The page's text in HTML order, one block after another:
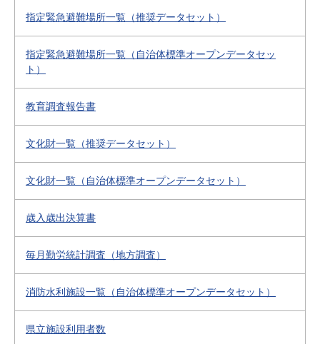
指定緊急避難場所一覧（推奨データセット）
指定緊急避難場所一覧（自治体標準オープンデータセッ
ト）
教育調査報告書
文化財一覧（推奨データセット）
文化財一覧（自治体標準オープンデータセット）
歳入歳出決算書
毎月勤労統計調査（地方調査）
消防水利施設一覧（自治体標準オープンデータセット）
県立施設利用者数